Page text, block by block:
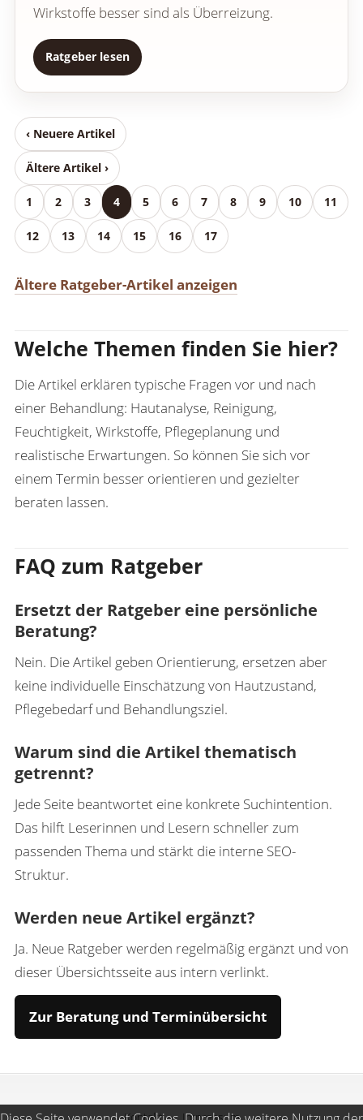
Wirkstoffe besser sind als Überreizung.
Ratgeber lesen
‹ Neuere Artikel
1 2 3 4 5 6 7 8 9 10 11
12 13 14 15 16 17
Ältere Artikel ›
Ältere Ratgeber-Artikel anzeigen
Welche Themen finden Sie hier?
Die Artikel erklären typische Fragen vor und nach
einer Behandlung: Hautanalyse, Reinigung,
Feuchtigkeit, Wirkstoffe, Pflegeplanung und
realistische Erwartungen. So können Sie sich vor
einem Termin besser orientieren und gezielter
beraten lassen.
FAQ zum Ratgeber
Ersetzt der Ratgeber eine persönliche
Beratung?
Nein. Die Artikel geben Orientierung, ersetzen aber
keine individuelle Einschätzung von Hautzustand,
Pflegebedarf und Behandlungsziel.
Warum sind die Artikel thematisch
getrennt?
Jede Seite beantwortet eine konkrete Suchintention.
Das hilft Leserinnen und Lesern schneller zum
passenden Thema und stärkt die interne SEO-
Struktur.
Werden neue Artikel ergänzt?
Ja. Neue Ratgeber werden regelmäßig ergänzt und von
dieser Übersichtsseite aus intern verlinkt.
Zur Beratung und Terminübersicht